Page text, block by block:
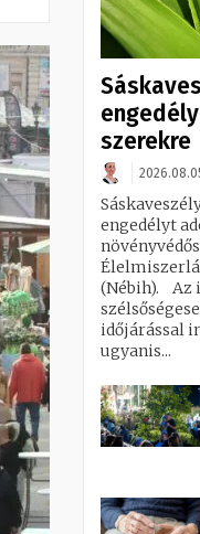
szerekre
engedélyt
(Nébih). Az
időjárással
ugyanis...